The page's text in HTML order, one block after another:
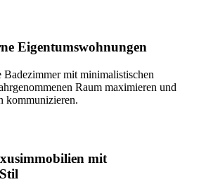
Eigentumswohnungen
Badezimmer mit minimalistischen
Raum maximieren und
kommunizieren.
mit